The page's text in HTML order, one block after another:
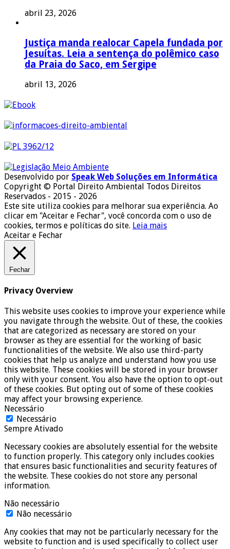
abril 23, 2026
Justiça manda realocar Capela fundada por
Jesuítas. Leia a sentença do polêmico caso
da Praia do Saco, em Sergipe
abril 13, 2026
Desenvolvido por Speak Web Soluções em Informática
Copyright © Portal Direito Ambiental Todos Direitos
Reservados - 2015 - 2026
Este site utiliza cookies para melhorar sua experiência. Ao
clicar em "Aceitar e Fechar", você concorda com o uso de
cookies, termos e políticas do site. Leia mais
Aceitar e Fechar
Fechar
Privacy Overview
This website uses cookies to improve your experience while
you navigate through the website. Out of these, the cookies
that are categorized as necessary are stored on your
browser as they are essential for the working of basic
functionalities of the website. We also use third-party
cookies that help us analyze and understand how you use
this website. These cookies will be stored in your browser
only with your consent. You also have the option to opt-out
of these cookies. But opting out of some of these cookies
may affect your browsing experience.
Necessário
Necessário
Sempre Ativado
Necessary cookies are absolutely essential for the website
to function properly. This category only includes cookies
that ensures basic functionalities and security features of
the website. These cookies do not store any personal
information.
Não necessário
Não necessário
Any cookies that may not be particularly necessary for the
website to function and is used specifically to collect user